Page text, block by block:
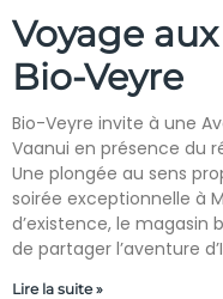
Voyage
Bio-Veyre
Bio-Veyre invite à une
Vaanui en présence du
Une plongée au sens
soirée exceptionnelle à
d’existence, le magasin
de partager l’aventure
Lire la suite »